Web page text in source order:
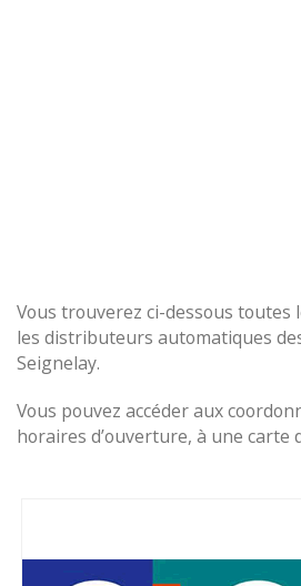
Vous trouverez ci-dessous toutes
les distributeurs automatiques
Seignelay.
Vous pouvez accéder aux
horaires d’ouverture, à une carte